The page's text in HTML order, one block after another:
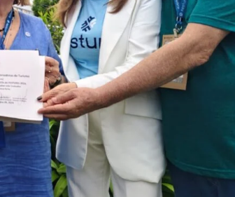
JULIO 30, 2026